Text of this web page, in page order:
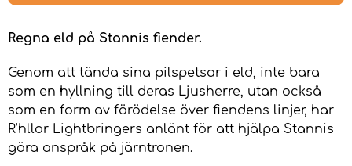
Regna eld på Stannis fiender.
Genom att tända sina pilspetsar i eld, inte bara
som en hyllning till deras Ljusherre, utan också
som en form av förödelse över fiendens linjer, har
R'hllor Lightbringers anlänt för att hjälpa Stannis
göra anspråk på järntronen.